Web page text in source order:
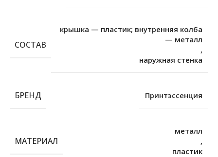
СОСТАВ
крышка — пластик; внутренняя колба
— металл
,
наружная стенка
БРЕНД Принтэссенция
МАТЕРИАЛ
металл
,
пластик